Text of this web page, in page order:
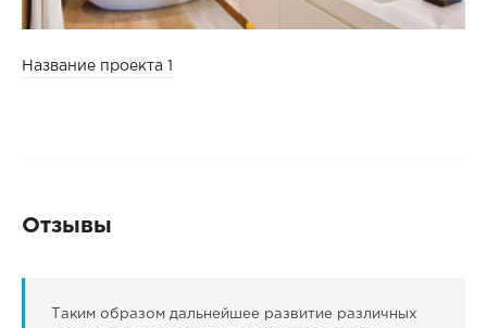
Название проекта 1
Отзывы
Таким образом дальнейшее развитие различных